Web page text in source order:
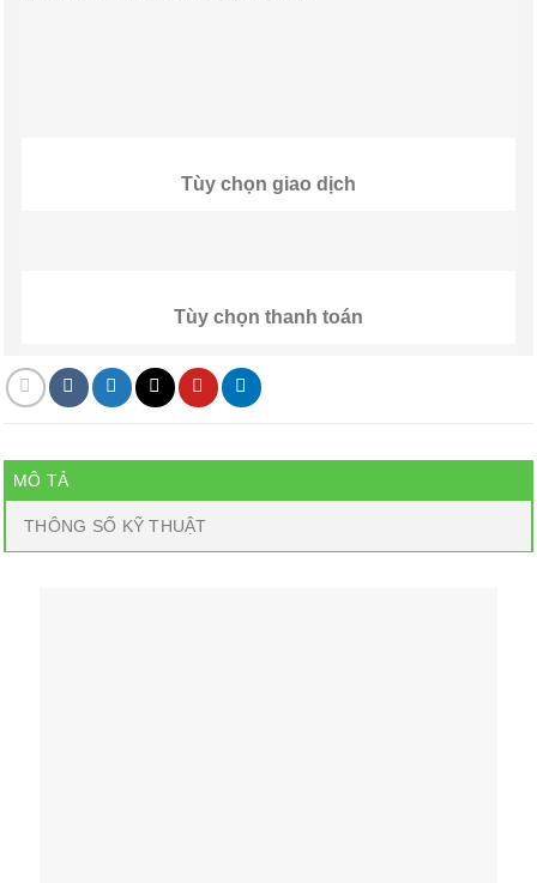
Tùy chọn giao dịch
Tùy chọn thanh toán
MÔ TẢ
THÔNG SỐ KỸ THUẬT